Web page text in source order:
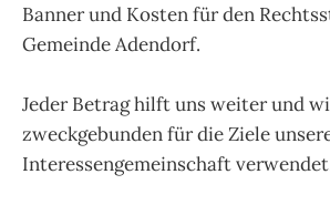
Banner und Kosten für den
Gemeinde Adendorf.
Jeder Betrag hilft uns weiter und
zweckgebunden für die Ziele
Interessengemeinschaft